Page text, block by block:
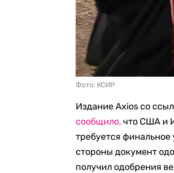
Фото: КСИР
Издание Axios со
сообщило,что США и
требуется
стороны документ
получил одобрения